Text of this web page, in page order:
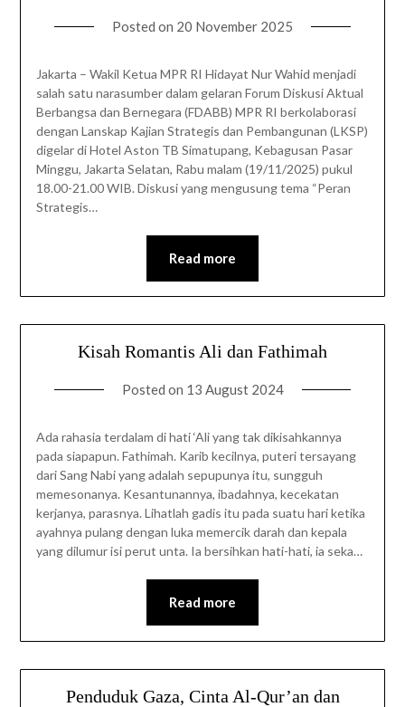
Posted on 20 November 2025
Jakarta – Wakil Ketua MPR RI Hidayat Nur Wahid menjadi
salah satu narasumber dalam gelaran Forum Diskusi Aktual
Berbangsa dan Bernegara (FDABB) MPR RI berkolaborasi
dengan Lanskap Kajian Strategis dan Pembangunan (LKSP)
digelar di Hotel Aston TB Simatupang, Kebagusan Pasar
Minggu, Jakarta Selatan, Rabu malam (19/11/2025) pukul
18.00-21.00 WIB. Diskusi yang mengusung tema “Peran
Strategis…
Read more
Kisah Romantis Ali dan Fathimah
Posted on 13 August 2024
Ada rahasia terdalam di hati ‘Ali yang tak dikisahkannya
pada siapapun. Fathimah. Karib kecilnya, puteri tersayang
dari Sang Nabi yang adalah sepupunya itu, sungguh
memesonanya. Kesantunannya, ibadahnya, kecekatan
kerjanya, parasnya. Lihatlah gadis itu pada suatu hari ketika
ayahnya pulang dengan luka memercik darah dan kepala
yang dilumur isi perut unta. Ia bersihkan hati-hati, ia seka…
Read more
Penduduk Gaza, Cinta Al-Qur’an dan